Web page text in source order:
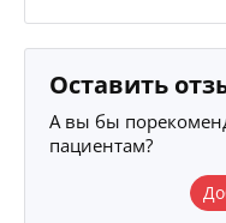
Оставить
А вы бы
пациентам?